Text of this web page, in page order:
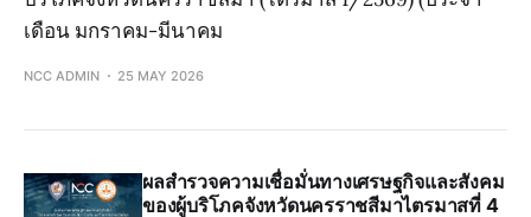
เดือน มกราคม-มีนาคม
NCC ADMIN 25 MAY 2026
ผลสำรวจความเชื่อมั่นทางเศรษฐกิจและสังคม
ของผู้บริโภคจังหวัดนครราชสีมาไตรมาสที่ 4